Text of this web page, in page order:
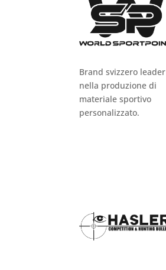
Brand svizzero leader
nella produzione di
materiale sportivo
personalizzato.